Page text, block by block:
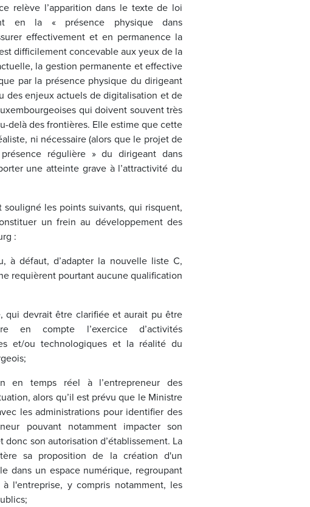
relève l’apparition dans le texte de loi
en la « présence physique dans
effectivement et en permanence la
difficilement concevable aux yeux de la
la gestion permanente et effective
par la présence physique du dirigeant
des enjeux actuels de digitalisation et de
qui doivent souvent très
delà des frontières. Elle estime que cette
ni nécessaire (alors que le projet de
régulière » du dirigeant dans
une atteinte grave à l’attractivité du
les points suivants, qui risquent,
un frein au développement des
:
à défaut, d’adapter la nouvelle liste C,
requièrent pourtant aucune qualification
qui devrait être clarifiée et aurait pu être
en compte l’exercice d’activités
et/ou technologiques et la réalité du
en temps réel à l’entrepreneur des
alors qu’il est prévu que le Ministre
les administrations pour identifier des
pouvant notamment impacter son
son autorisation d’établissement. La
sa proposition de la création d'un
dans un espace numérique, regroupant
l'entreprise, y compris notamment, les